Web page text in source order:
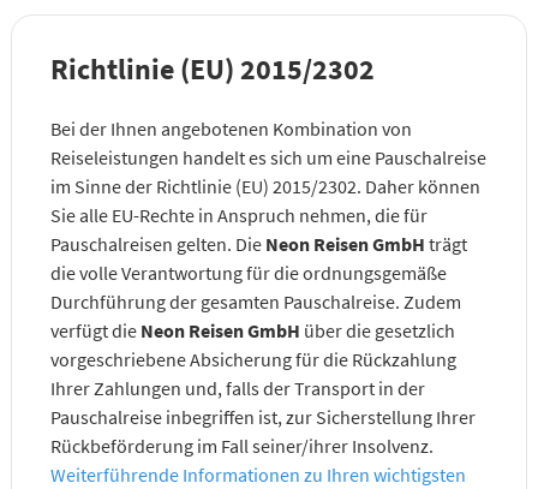
Richtlinie (EU) 2015/2302
Bei der Ihnen angebotenen Kombination von
Reiseleistungen handelt es sich um eine Pauschalreise
im Sinne der Richtlinie (EU) 2015/2302. Daher können
Sie alle EU-Rechte in Anspruch nehmen, die für
Pauschalreisen gelten. Die Neon Reisen GmbH trägt
die volle Verantwortung für die ordnungsgemäße
Durchführung der gesamten Pauschalreise. Zudem
verfügt die Neon Reisen GmbH über die gesetzlich
vorgeschriebene Absicherung für die Rückzahlung
Ihrer Zahlungen und, falls der Transport in der
Pauschalreise inbegriffen ist, zur Sicherstellung Ihrer
Rückbeförderung im Fall seiner/ihrer Insolvenz.
Weiterführende Informationen zu Ihren wichtigsten